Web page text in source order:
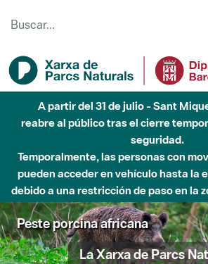
A partir del 31 de julio - Sant
reabre al público tras el cierre
seguridad.
Temporalmente, las personas con
pueden acceder en vehículo hasta la
debido a una restricción de paso en la
Peste porcina africana
La Xarxa de Parcs